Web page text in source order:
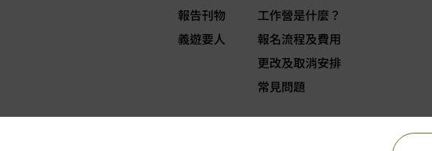
報告刊物
義遊要人
工作營是什麼？
報名流程及費用
更改及取消安排
常見問題